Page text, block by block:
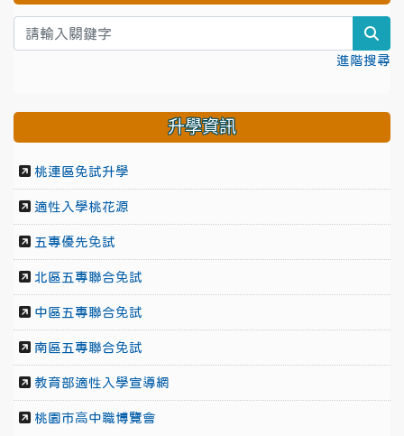
進階搜尋
升學資訊
桃連區免試升學
適性入學桃花源
五專優先免試
北區五專聯合免試
中區五專聯合免試
南區五專聯合免試
教育部適性入學宣導網
桃園市高中職博覽會